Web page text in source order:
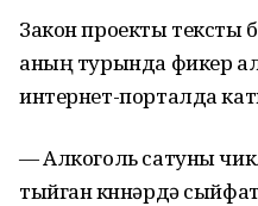
Закон проекты
аның турында фикер
интернет-порталда
— Алкоголь сатуны
тыйган көннәрдә